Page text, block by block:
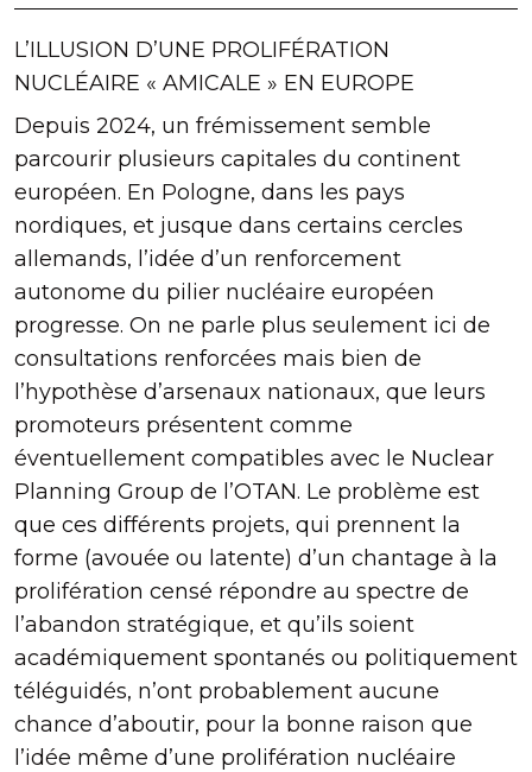
L’ILLUSION D’UNE PROLIFÉRATION
NUCLÉAIRE « AMICALE » EN EUROPE
Depuis 2024, un frémissement semble
parcourir plusieurs capitales du continent
européen. En Pologne, dans les pays
nordiques, et jusque dans certains cercles
allemands, l’idée d’un renforcement
autonome du pilier nucléaire européen
progresse. On ne parle plus seulement ici de
consultations renforcées mais bien de
l’hypothèse d’arsenaux nationaux, que leurs
promoteurs présentent comme
éventuellement compatibles avec le Nuclear
Planning Group de l’OTAN. Le problème est
que ces différents projets, qui prennent la
forme (avouée ou latente) d’un chantage à la
prolifération censé répondre au spectre de
l’abandon stratégique, et qu’ils soient
académiquement spontanés ou politiquement
téléguidés, n’ont probablement aucune
chance d’aboutir, pour la bonne raison que
l’idée même d’une prolifération nucléaire